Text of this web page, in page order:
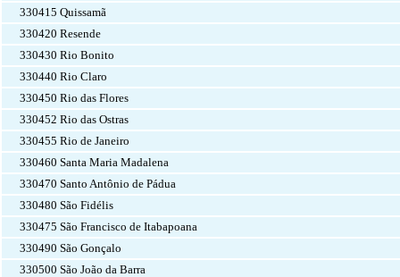
330415 Quissamã
330420 Resende
330430 Rio Bonito
330440 Rio Claro
330450 Rio das Flores
330452 Rio das Ostras
330455 Rio de Janeiro
330460 Santa Maria Madalena
330470 Santo Antônio de Pádua
330480 São Fidélis
330475 São Francisco de Itabapoana
330490 São Gonçalo
330500 São João da Barra